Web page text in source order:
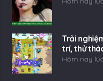
Trải
trí, thử
Hôm nay